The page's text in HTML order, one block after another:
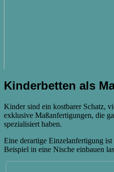
Kinderbetten als
Kinder sind ein kostbarer Schatz,
exklusive Maßanfertigungen, die
spezialisiert haben.
Eine derartige Einzelanfertigung
Beispiel in eine Nische einbauen